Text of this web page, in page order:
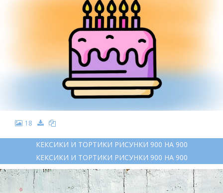
18
КЕКСИКИ И ТОРТИКИ РИСУНКИ 900 НА 900
КЕКСИКИ И ТОРТИКИ РИСУНКИ 900 НА 900